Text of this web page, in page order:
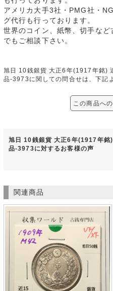
アメリカ大手3社・PMG社・
グ代行も行っております。
世界のコイン、紙幣、切手な
でもご相談下さい。
旭日 10銭銀貨 大正6年(1917年銘)
品-3973に関しての問合せは、下記
この商品へ
旭日 10銭銀貨 大正6年(1917年銘
品-3973に対するお客様の声
関連商品